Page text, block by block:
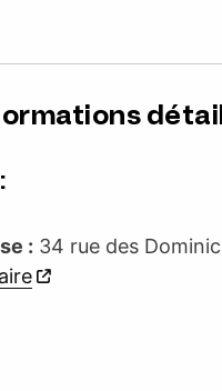
: 34 rue des